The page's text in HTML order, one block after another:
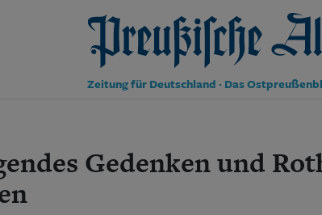
Preußische Allgemeine Zeitung
Zeitung für Deutschland · Das
Wirtschaft
Gedenken und